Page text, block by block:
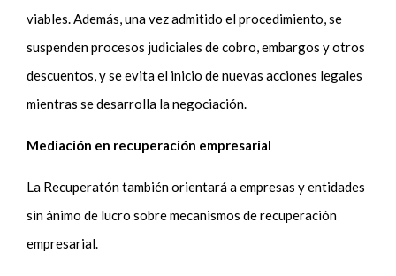
viables. Además, una vez admitido el procedimiento, se
suspenden procesos judiciales de cobro, embargos y otros
descuentos, y se evita el inicio de nuevas acciones legales
mientras se desarrolla la negociación.
Mediación en recuperación empresarial
La Recuperatón también orientará a empresas y entidades
sin ánimo de lucro sobre mecanismos de recuperación
empresarial.